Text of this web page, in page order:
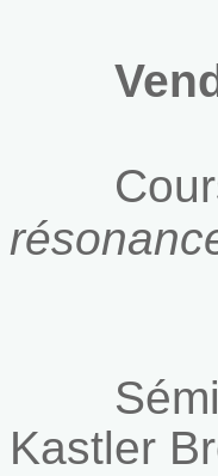
Kastler